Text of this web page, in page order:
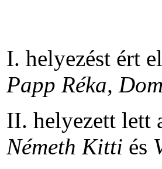
I. helyezést ért
Papp Réka,
II. helyezett lett
Németh Kitti és